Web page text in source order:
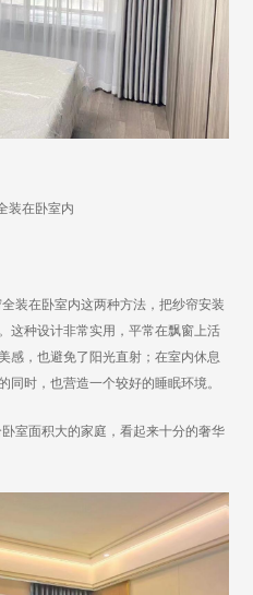
装在卧室内
装在卧室内这两种方法，把纱帘安装
这种设计非常实用，平常在飘窗上活
感，也避免了阳光直射；在室内休息
同时，也营造一个较好的睡眠环境。
室面积大的家庭，看起来十分的奢华